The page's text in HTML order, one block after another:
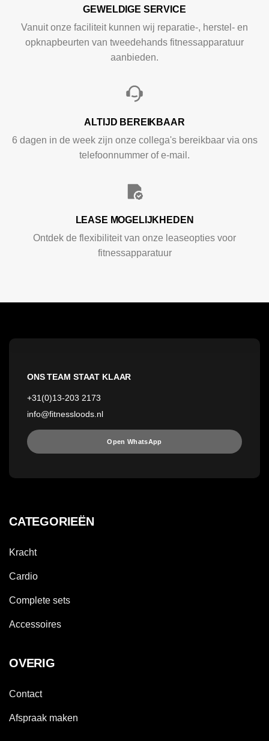
GEWELDIGE SERVICE
Vanuit onze faciliteit kunnen wij reparatie-, herstel- en
opknapbeurten van tweedehands fitnessapparatuur
aanbieden.
ALTIJD BEREIKBAAR
6 dagen in de week zijn onze collega's bereikbaar via ons
telefoonnummer of e-mail.
LEASE MOGELIJKHEDEN
Ontdek de flexibiliteit van onze leaseopties voor
fitnessapparatuur
ONS TEAM STAAT KLAAR
+31(0)13-203 2173
info@fitnessloods.nl
Open WhatsApp
CATEGORIEËN
Kracht
Cardio
Complete sets
Accessoires
OVERIG
Contact
Afspraak maken